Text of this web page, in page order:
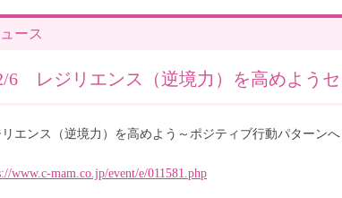
ース
6 レジリエンス（逆境力）を高めよう
エンス（逆境力）を高めよう～ポジティブ行動パターンへ
www.c-mam.co.jp/event/e/011581.php